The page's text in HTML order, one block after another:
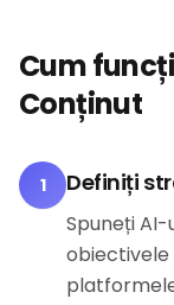
Cum
Conținut
1 Definiți
Spuneți
obiectivele